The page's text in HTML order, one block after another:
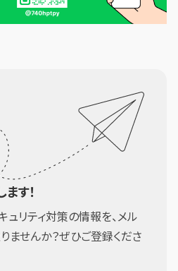
す！
ュリティ対策の情報を、メル
ませんか？ぜひご登録くださ